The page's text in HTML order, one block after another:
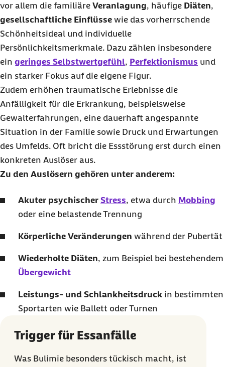
vor allem die familiäre Veranlagung, häufige Diäten,
gesellschaftliche Einflüsse wie das vorherrschende
Schönheitsideal und individuelle
Persönlichkeitsmerkmale. Dazu zählen insbesondere
ein geringes Selbstwertgefühl, Perfektionismus und
ein starker Fokus auf die eigene Figur.
Zudem erhöhen traumatische Erlebnisse die
Anfälligkeit für die Erkrankung, beispielsweise
Gewalterfahrungen, eine dauerhaft angespannte
Situation in der Familie sowie Druck und Erwartungen
des Umfelds. Oft bricht die Essstörung erst durch einen
konkreten Auslöser aus.
Zu den Auslösern gehören unter anderem:
Akuter psychischer Stress, etwa durch Mobbing
oder eine belastende Trennung
Körperliche Veränderungen während der Pubertät
Wiederholte Diäten, zum Beispiel bei bestehendem
Übergewicht
Leistungs- und Schlankheitsdruck in bestimmten
Sportarten wie Ballett oder Turnen
Trigger für Essanfälle
Was Bulimie besonders tückisch macht, ist